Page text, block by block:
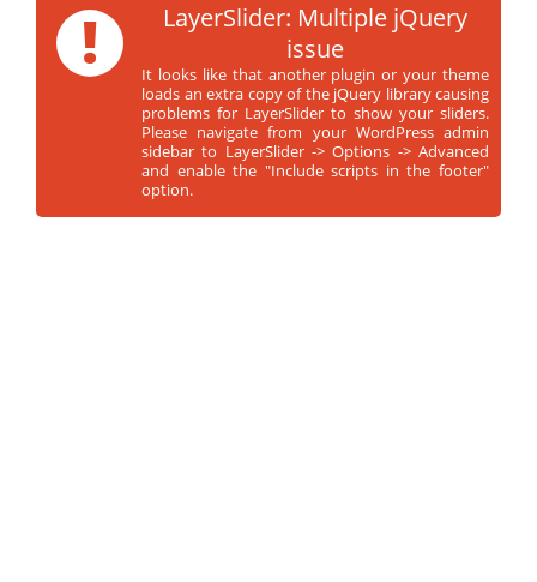
!
LayerSlider: Multiple jQuery
issue
It looks like that another plugin or your theme
loads an extra copy of the jQuery library causing
problems for LayerSlider to show your sliders.
Please navigate from your WordPress admin
sidebar to LayerSlider -> Options -> Advanced
and enable the "Include scripts in the footer"
option.